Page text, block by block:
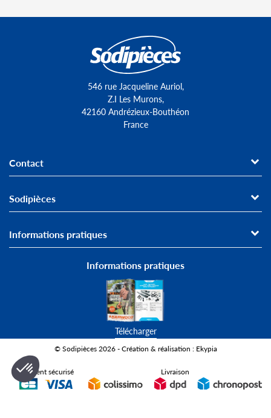
546 rue Jacqueline Auriol,
Z.I Les Murons,
42160 Andrézieux-Bouthéon
France
Contact
Sodipièces
Informations pratiques
Informations pratiques
Télécharger
© Sodipièces 2026 - Création & réalisation : Ekypia
Paiement sécurisé Livraison